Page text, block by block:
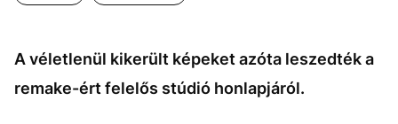
A véletlenül kikerült képeket azóta leszedték a
remake-ért felelős stúdió honlapjáról.